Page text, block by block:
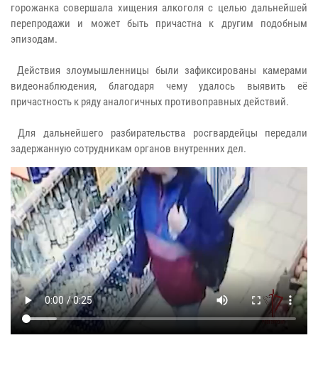
горожанка совершала хищения алкоголя с целью дальнейшей
перепродажи и может быть причастна к другим подобным
эпизодам.
Действия злоумышленницы были зафиксированы камерами
видеонаблюдения, благодаря чему удалось выявить её
причастность к ряду аналогичных противоправных действий.
Для дальнейшего разбирательства росгвардейцы передали
задержанную сотрудникам органов внутренних дел.